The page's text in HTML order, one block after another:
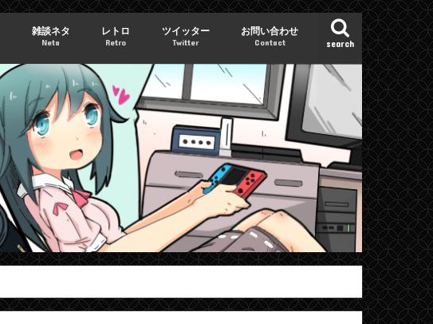
search
雑談ネタ
Neta
レトロ
Retro
ツイッター
Twitter
お問い合わせ
Contact